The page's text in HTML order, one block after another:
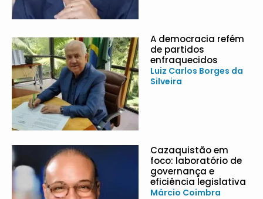
A democracia refém
de partidos
enfraquecidos
Luiz Carlos Borges da
Silveira
Cazaquistão em
foco: laboratório de
governança e
eficiência legislativa
Márcio Coimbra